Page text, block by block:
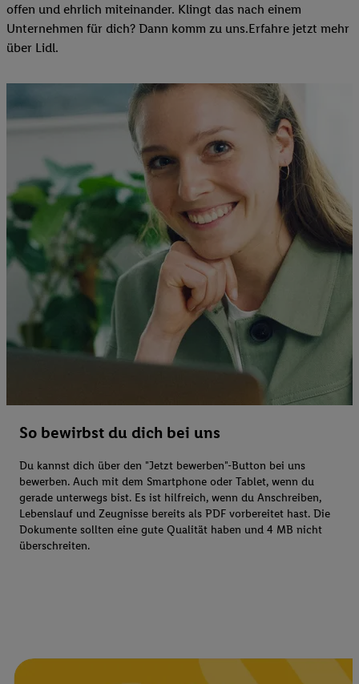
offen und ehrlich miteinander. Klingt das nach einem
Unternehmen für dich? Dann komm zu uns.​Erfahre jetzt mehr
über Lidl.
So bewirbst du dich bei uns
Du kannst dich über den "Jetzt bewerben"-Button bei uns
bewerben. Auch mit dem Smartphone oder Tablet, wenn du
gerade unterwegs bist. Es ist hilfreich, wenn du Anschreiben,
Lebenslauf und Zeugnisse bereits als PDF vorbereitet hast. Die
Dokumente sollten eine gute Qualität haben und 4 MB nicht
überschreiten.